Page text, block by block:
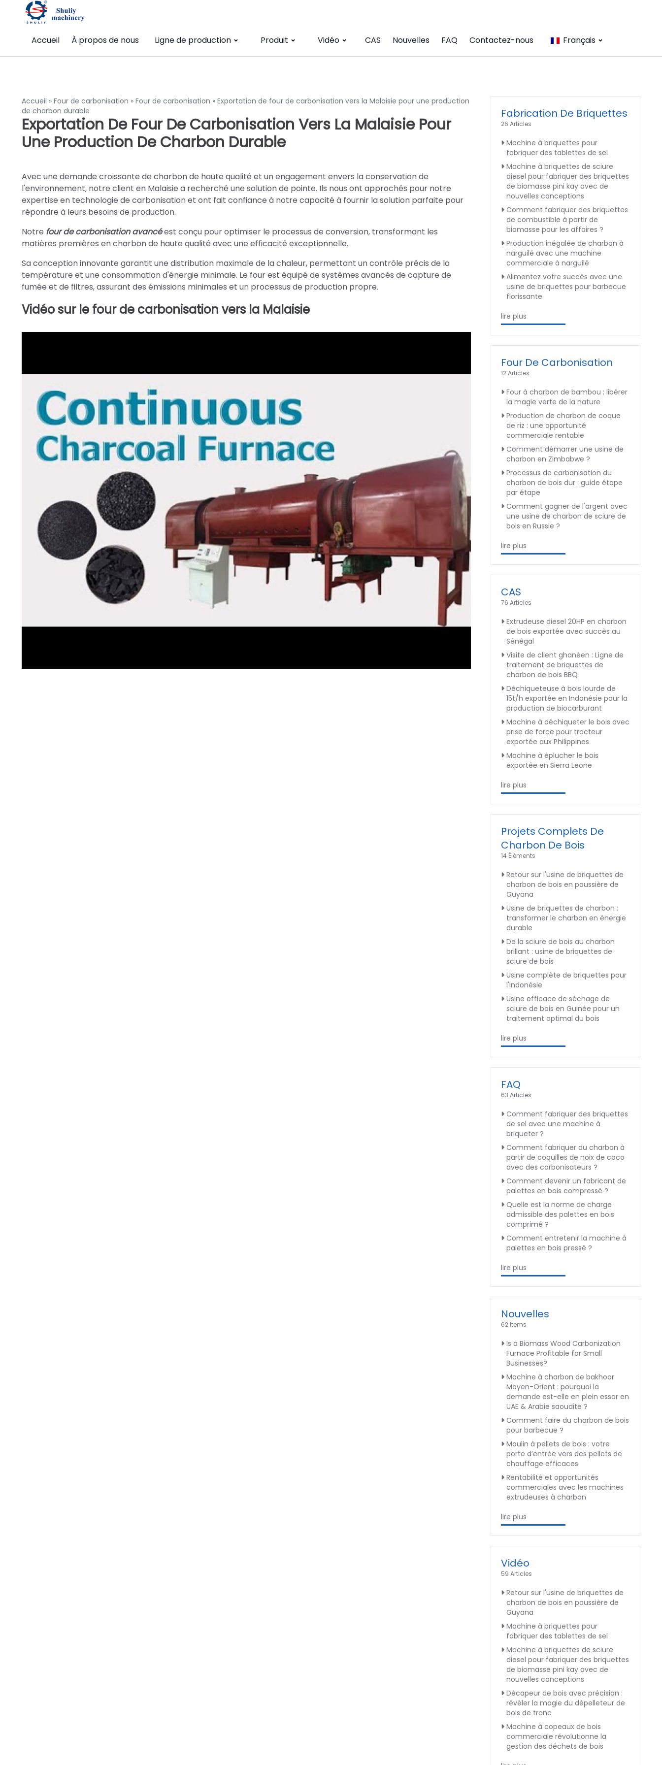
Accueil À propos de nous Ligne de production Produit Vidéo CAS Nouvelles FAQ Contactez-nous Français
Accueil » Four de carbonisation » Four de carbonisation » Exportation de four de carbonisation vers la Malaisie pour une production
de charbon durable
Exportation De Four De Carbonisation Vers La Malaisie Pour
Une Production De Charbon Durable
Avec une demande croissante de charbon de haute qualité et un engagement envers la conservation de
l'environnement, notre client en Malaisie a recherché une solution de pointe. Ils nous ont approchés pour notre
expertise en technologie de carbonisation et ont fait confiance à notre capacité à fournir la solution parfaite pour
répondre à leurs besoins de production.
Notre four de carbonisation avancéest conçu pour optimiser le processus de conversion, transformant les
matières premières en charbon de haute qualité avec une efficacité exceptionnelle.
Sa conception innovante garantit une distribution maximale de la chaleur, permettant un contrôle précis de la
température et une consommation d'énergie minimale. Le four est équipé de systèmes avancés de capture de
fumée et de filtres, assurant des émissions minimales et un processus de production propre.
Vidéo sur le four de carbonisation vers la Malaisie
Fabrication De Briquettes
26 Articles
Machine à briquettes pour
fabriquer des tablettes de sel
Machine à briquettes de sciure
diesel pour fabriquer des briquettes
de biomasse pini kay avec de
nouvelles conceptions
Comment fabriquer des briquettes
de combustible à partir de
biomasse pour les affaires ?
Production inégalée de charbon à
narguilé avec une machine
commerciale à narguilé
Alimentez votre succès avec une
usine de briquettes pour barbecue
florissante
lire plus
Four De Carbonisation
12 Articles
Four à charbon de bambou : libérer
la magie verte de la nature
Production de charbon de coque
de riz : une opportunité
commerciale rentable
Comment démarrer une usine de
charbon en Zimbabwe ?
Processus de carbonisation du
charbon de bois dur : guide étape
par étape
Comment gagner de l'argent avec
une usine de charbon de sciure de
bois en Russie ?
lire plus
CAS
76 Articles
Extrudeuse diesel 20HP en charbon
de bois exportée avec succès au
Sénégal
Visite de client ghanéen : Ligne de
traitement de briquettes de
charbon de bois BBQ
Déchiqueteuse à bois lourde de
15t/h exportée en Indonésie pour la
production de biocarburant
Machine à déchiqueter le bois avec
prise de force pour tracteur
exportée aux Philippines
Machine à éplucher le bois
exportée en Sierra Leone
lire plus
Projets Complets De
Charbon De Bois
14 Éléments
Retour sur l'usine de briquettes de
charbon de bois en poussière de
Guyana
Usine de briquettes de charbon :
transformer le charbon en énergie
durable
De la sciure de bois au charbon
brillant : usine de briquettes de
sciure de bois
Usine complète de briquettes pour
l'Indonésie
Usine efficace de séchage de
sciure de bois en Guinée pour un
traitement optimal du bois
lire plus
FAQ
63 Articles
Comment fabriquer des briquettes
de sel avec une machine à
briqueter ?
Comment fabriquer du charbon à
partir de coquilles de noix de coco
avec des carbonisateurs ?
Comment devenir un fabricant de
palettes en bois compressé ?
Quelle est la norme de charge
admissible des palettes en bois
comprimé ?
Comment entretenir la machine à
palettes en bois pressé ?
lire plus
Nouvelles
62 Items
Is a Biomass Wood Carbonization
Furnace Profitable for Small
Businesses?
Machine à charbon de bakhoor
Moyen-Orient : pourquoi la
demande est-elle en plein essor en
UAE & Arabie saoudite ?
Comment faire du charbon de bois
pour barbecue ?
Moulin à pellets de bois : votre
porte d’entrée vers des pellets de
chauffage efficaces
Rentabilité et opportunités
commerciales avec les machines
extrudeuses à charbon
lire plus
Vidéo
59 Articles
Retour sur l'usine de briquettes de
charbon de bois en poussière de
Guyana
Machine à briquettes pour
fabriquer des tablettes de sel
Machine à briquettes de sciure
diesel pour fabriquer des briquettes
de biomasse pini kay avec de
nouvelles conceptions
Décapeur de bois avec précision :
révéler la magie du dépelleteur de
bois de tronc
Machine à copeaux de bois
commerciale révolutionne la
gestion des déchets de bois